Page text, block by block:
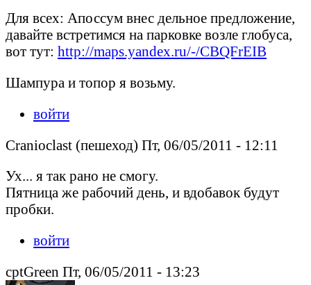
Для всех: Апоссум внес дельное предложение,
давайте встретимся на парковке возле глобуса,
вот тут: http://maps.yandex.ru/-/CBQFrEIB
Шампура и топор я возьму.
войти
Cranioclast (пешеход) Пт, 06/05/2011 - 12:11
Ух... я так рано не смогу.
Пятница же рабочий день, и вдобавок будут
пробки.
войти
cptGreen Пт, 06/05/2011 - 13:23